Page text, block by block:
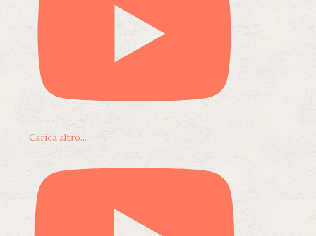
Carica altro...